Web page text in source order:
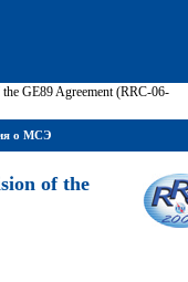
GE89 Agreement (RRC-06-
of the
о МСЭ